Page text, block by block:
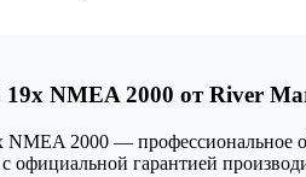
19x NMEA 2000 от River
NMEA 2000 — профессиональное
официальной гарантией